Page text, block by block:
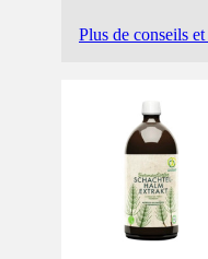
Plus de conseils